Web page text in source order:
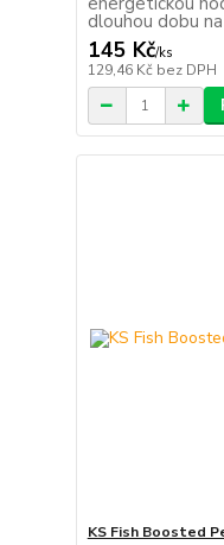
dlouhou dobu
145 Kč/ks
129,46 Kč bez DPH
KS Fish Boosted